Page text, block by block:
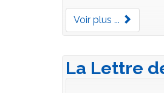
Voir plus ...
La Lettre